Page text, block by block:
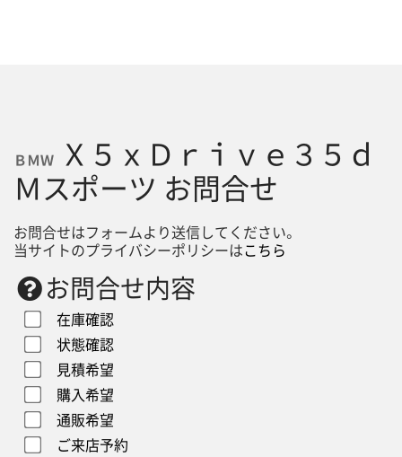
ＢＭＷ
Ｘ５ｘＤｒｉｖｅ３５ｄ
Ｍスポーツ お問合せ
お問合せはフォームより送信してください。
当サイトのプライバシーポリシーはこちら
お問合せ内容
在庫確認
状態確認
見積希望
購入希望
通販希望
ご来店予約